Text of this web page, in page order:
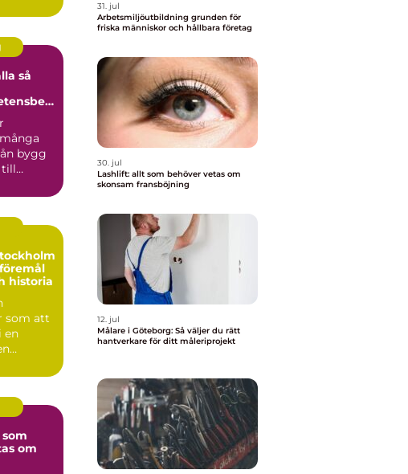
så
bygg
till
historia
som att
en
om
31. jul
Arbetsmiljöutbildning grunden för
friska människor och hållbara företag
30. jul
Lashlift: allt som behöver vetas om
skonsam fransböjning
12. jul
Målare i Göteborg: Så väljer du rätt
hantverkare för ditt måleriprojekt